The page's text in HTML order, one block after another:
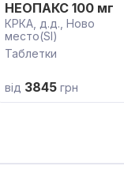
НЕОПАКС 100 мг
КРКА, д.д., Ново
место(SI)
Таблетки
від 3845 грн